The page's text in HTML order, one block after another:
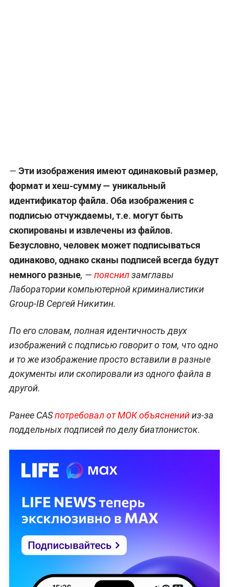
— Эти изображения имеют одинаковый размер,
формат и хеш-сумму — уникальный
идентификатор файла. Оба изображения с
подписью отчуждаемы, т.е. могут быть
скопированы и извлечены из файлов.
Безусловно, человек может подписываться
одинаково, однако сканы подписей всегда будут
немного разные, — пояснилзамглавы
Лаборатории компьютерной криминалистики
Group-IB Сергей Никитин.
По его словам, полная идентичность двух
изображений с подписью говорит о том, что одно
и то же изображение просто вставили в разные
документы или скопировали из одного файла в
другой.
Ранее CASпотребовал от МОК объясненийиз-за
поддельных подписей по делу биатлонисток.